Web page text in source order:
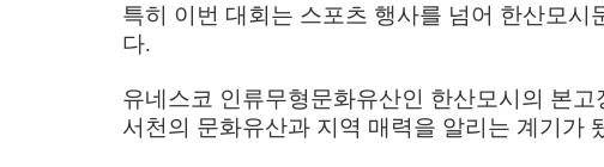
특히 이번 대회는 스포츠 행사를 넘어 한산모
다.
유네스코 인류무형문화유산인 한산모시의 본고
서천의 문화유산과 지역 매력을 알리는 계기가